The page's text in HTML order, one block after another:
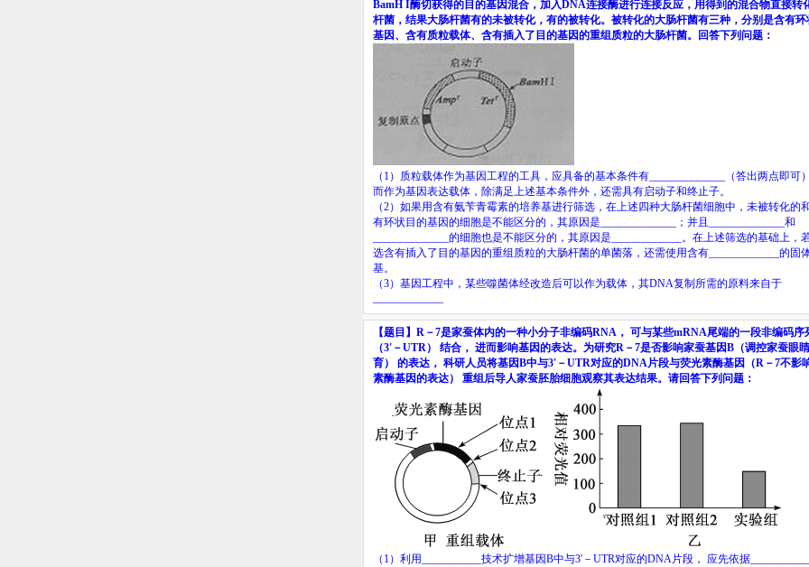
BamH I酶切获得的目的基因混合，加入DNA连接酶进行连接反应，用得到的混合物直接转
杆菌，结果大肠杆菌有的未被转化，有的被转化。被转化的大肠杆菌有三种，分别是含有环
基因、含有质粒载体、含有插入了目的基因的重组质粒的大肠杆菌。回答下列问题：
（ 1）质粒载体作为基因工程的工具，应具备的基本条件有
（答出两点即可
而作为基因表达载体，除满足上述基本条件外，还需具有启动子和终止子。
（2）如果用含有氨苄青霉素的培养基进行筛选，在上述四种大肠杆菌细胞中，未被转化的
有环状目的基因的细胞是不能区分的，其原因是
；并且
和
的细胞也是不能区分的，其原因是
。在上述筛选的基础上，
选含有插入了目的基因的重组质粒的大肠杆菌的单菌落，还需使用含有
的固
基。
（3）基因工程中，某些噬菌体经改造后可以作为载体，其DNA复制所需的原料来自于
【题目】 R －7是家蚕体内的一种小分子非编码RNA ， 可与某些mRNA尾端的一段非编码序
（3' －UTR） 结合， 进而影响基因的表达。为研究R －7是否影响家蚕基因B （调控家蚕眼
育）
的表达， 科研人员将基因B中与3' －UTR对应的DNA片段与荧光素酶基因（R －7不影
素酶基因的表达）
重组后导人家蚕胚胎细胞观察其表达结果。请回答下列问题：
（ 1）利用 技术扩增基因B中与3' － UTR对应的DNA片段， 应先依据